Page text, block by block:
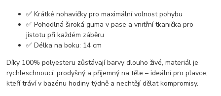
✅Krátké nohavičky pro maximální volnost pohybu
✅Pohodlná široká guma v pase a vnitřní tkanička pro
jistotu při každém záběru
✅Délka na boku: 14 cm
Díky 100% polyesteru zůstávají barvy dlouho živé, materiál je
rychleschnoucí, prodyšný a příjemný na těle – ideální pro plavce,
kteří tráví v bazénu hodiny týdně a nechtějí dělat kompromisy.